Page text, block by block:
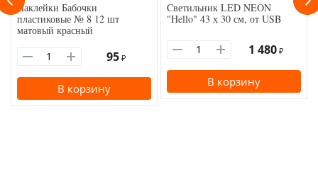
Наклейки Бабочки
пластиковые № 8 12 шт
матовый красный
95 ₽
В корзину
Cветильник LED NEON
"Hello" 43 х 30 см, от USB
1 480 ₽
В корзину